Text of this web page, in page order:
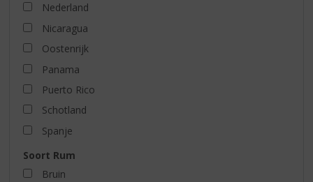
Nederland
Nicaragua
Oostenrijk
Panama
Puerto Rico
Schotland
Spanje
Soort Rum
Bruin